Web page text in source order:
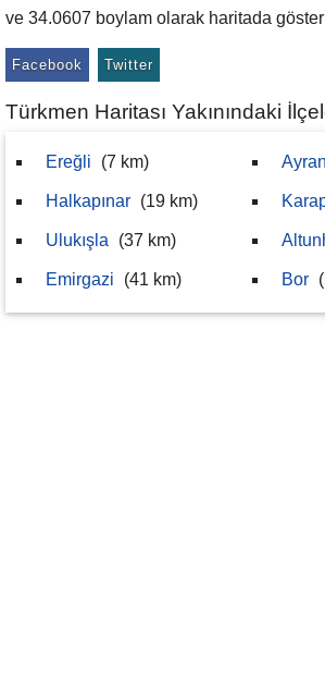
ve 34.0607 boylam olarak haritada
Facebook Twitter
Türkmen Haritası Yakınındaki
Ereğli (7 km)
Halkapınar (19 km)
Ulukışla (37 km)
Emirgazi (41 km) Bor